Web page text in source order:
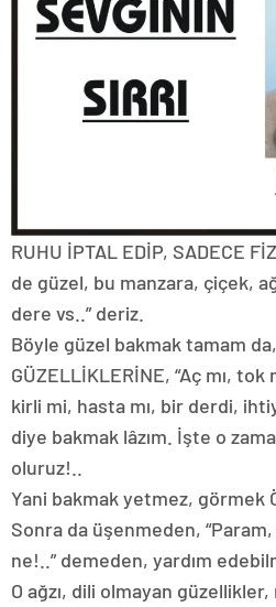
RUHU İPTAL EDİP, SADECE
de güzel, bu manzara, çiçek,
dere vs..” deriz.
Böyle güzel bakmak tamam
GÜZELLİKLERİNE, “Aç mı,
kirli mi, hasta mı, bir derdi,
diye bakmak lâzım. İşte o
oluruz!..
Yani bakmak yetmez, görmek
Sonra da üşenmeden,
ne!..” demeden, yardım
O ağzı, dili olmayan güzellikler,